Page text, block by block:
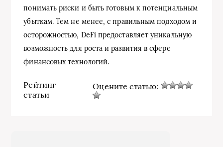
понимать риски и быть готовым к потенциальным
убыткам. Тем не менее, с правильным подходом и
осторожностью, DeFi предоставляет уникальную
возможность для роста и развития в сфере
финансовых технологий.
Рейтинг
статьи
Оцените статью: